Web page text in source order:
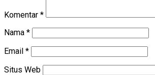
Komentar *
Nama *
Email *
Situs Web